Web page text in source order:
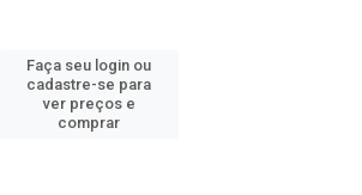
Faça seu login ou
cadastre-se para
ver preços e
comprar